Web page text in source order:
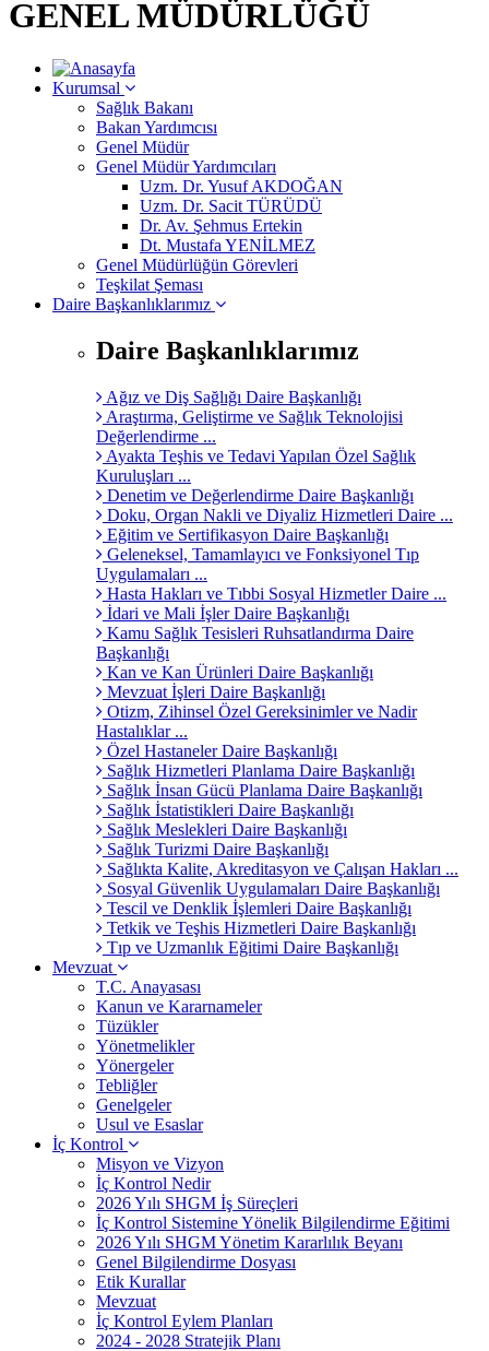
GENEL MÜDÜRLÜĞÜ
Kurumsal
Sağlık Bakanı
Bakan Yardımcısı
Genel Müdür
Genel Müdür Yardımcıları
Uzm. Dr. Yusuf AKDOĞAN
Uzm. Dr. Sacit TÜRÜDÜ
Dr. Av. Şehmus Ertekin
Dt. Mustafa YENİLMEZ
Genel Müdürlüğün Görevleri
Teşkilat Şeması
Daire Başkanlıklarımız
Daire Başkanlıklarımız
Ağız ve Diş Sağlığı Daire Başkanlığı
Araştırma, Geliştirme ve Sağlık Teknolojisi
Değerlendirme ...
Ayakta Teşhis ve Tedavi Yapılan Özel Sağlık
Kuruluşları ...
Denetim ve Değerlendirme Daire Başkanlığı
Doku, Organ Nakli ve Diyaliz Hizmetleri Daire ...
Eğitim ve Sertifikasyon Daire Başkanlığı
Geleneksel, Tamamlayıcı ve Fonksiyonel Tıp
Uygulamaları ...
Hasta Hakları ve Tıbbi Sosyal Hizmetler Daire ...
İdari ve Mali İşler Daire Başkanlığı
Kamu Sağlık Tesisleri Ruhsatlandırma Daire
Başkanlığı
Kan ve Kan Ürünleri Daire Başkanlığı
Mevzuat İşleri Daire Başkanlığı
Otizm, Zihinsel Özel Gereksinimler ve Nadir
Hastalıklar ...
Özel Hastaneler Daire Başkanlığı
Sağlık Hizmetleri Planlama Daire Başkanlığı
Sağlık İnsan Gücü Planlama Daire Başkanlığı
Sağlık İstatistikleri Daire Başkanlığı
Sağlık Meslekleri Daire Başkanlığı
Sağlık Turizmi Daire Başkanlığı
Sağlıkta Kalite, Akreditasyon ve Çalışan Hakları ...
Sosyal Güvenlik Uygulamaları Daire Başkanlığı
Tescil ve Denklik İşlemleri Daire Başkanlığı
Tetkik ve Teşhis Hizmetleri Daire Başkanlığı
Tıp ve Uzmanlık Eğitimi Daire Başkanlığı
Mevzuat
T.C. Anayasası
Kanun ve Kararnameler
Tüzükler
Yönetmelikler
Yönergeler
Tebliğler
Genelgeler
Usul ve Esaslar
İç Kontrol
Misyon ve Vizyon
İç Kontrol Nedir
2026 Yılı SHGM İş Süreçleri
İç Kontrol Sistemine Yönelik Bilgilendirme Eğitimi
2026 Yılı SHGM Yönetim Kararlılık Beyanı
Genel Bilgilendirme Dosyası
Etik Kurallar
Mevzuat
İç Kontrol Eylem Planları
2024 - 2028 Stratejik Planı